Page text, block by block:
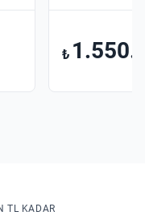
₺
TL KADAR